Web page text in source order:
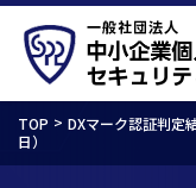
TOP DXマーク認証判定
日）